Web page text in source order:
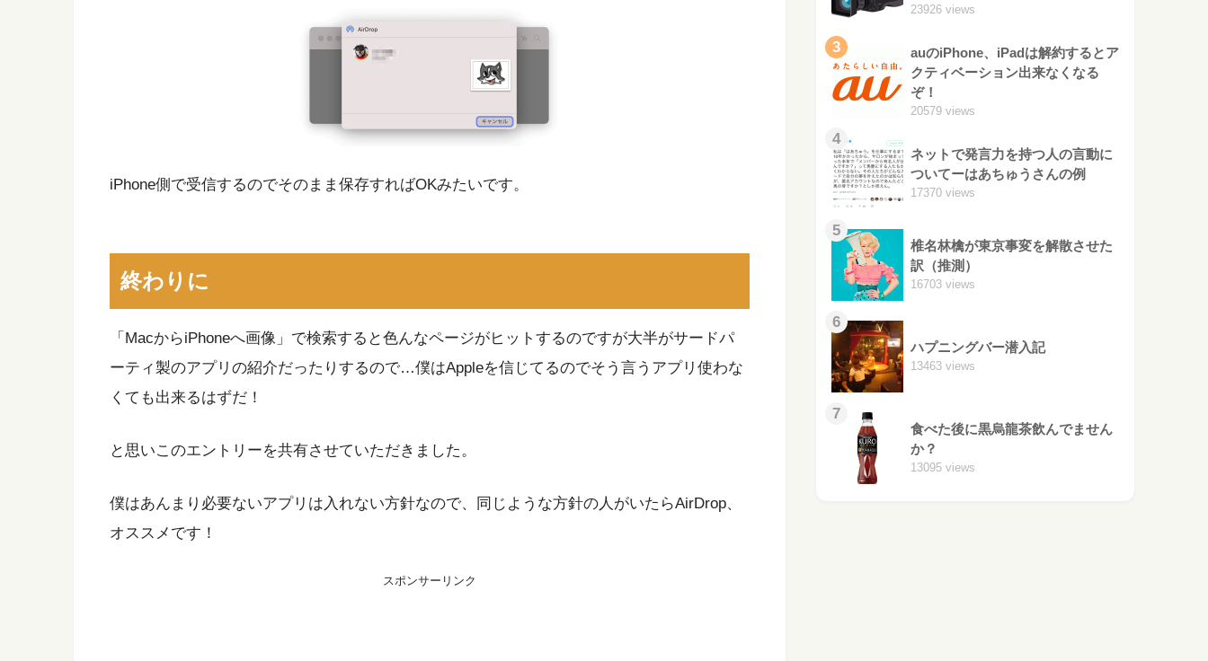
iPhone側で受信するのでそのまま保存すればOKみたいです。
終わりに
「MacからiPhoneへ画像」で検索すると色んなページがヒットするのですが大半がサードパ
ーティ製のアプリの紹介だったりするので…僕はAppleを信じてるのでそう言うアプリ使わな
くても出来るはずだ！
と思いこのエントリーを共有させていただきました。
僕はあんまり必要ないアプリは入れない方針なので、同じような方針の人がいたらAirDrop、
オススメです！
スポンサーリンク
23926 views
3
auのiPhone、iPadは解約するとア
クティベーション出来なくなる
ぞ！
20579 views
4
ネットで発言力を持つ人の言動に
ついてーはあちゅうさんの例
17370 views
5
椎名林檎が東京事変を解散させた
訳（推測）
16703 views
6
ハプニングバー潜入記
13463 views
7
食べた後に黒烏龍茶飲んでません
か？
13095 views